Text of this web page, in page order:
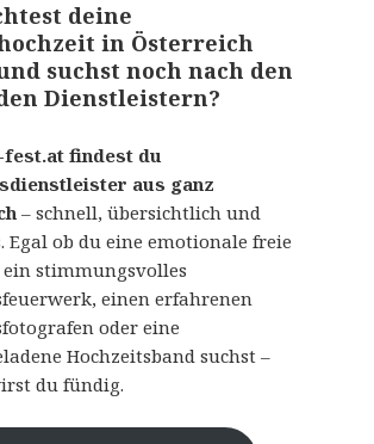
deine
in Österreich
suchst noch nach den
Dienstleistern?
fest.at findest du
aus ganz
– schnell, übersichtlich und
Egal ob du eine emotionale freie
stimmungsvolles
einen erfahrenen
oder eine
Hochzeitsband suchst –
du fündig.